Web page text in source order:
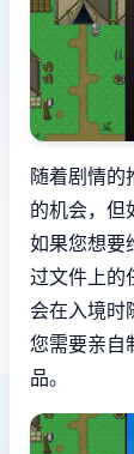
随着剧情的
的机会，但
如果您想要
过文件上的
会在入境时
您需要亲自
品。